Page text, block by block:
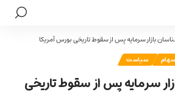
بازار سرمایه پس از سقوط تاریخی بورس آمریکا
سهام سیاست
سرمایه پس از سقوط تاریخی